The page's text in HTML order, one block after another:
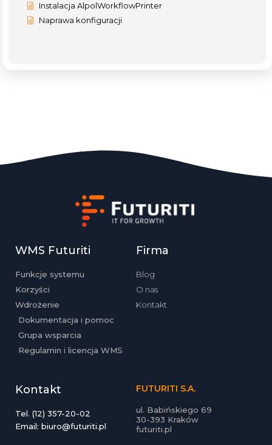
Instalacja AlpolWorkflowPrinter
Naprawa konfiguracji
WMS Futuriti
Funkcje systemu
Korzyści
Wdrożenie
Dokumentacja i pomoc
Grupa wsparcia
Regulamin i licencja WMS
Firma
Blog
O nas
Kontakt
Kontakt
Tel. (12) 357-20-02
Email: biuro@futuriti.pl
FUTURITI S.A.
ul. Babińskiego 69
30-393 Kraków
futuriti.pl